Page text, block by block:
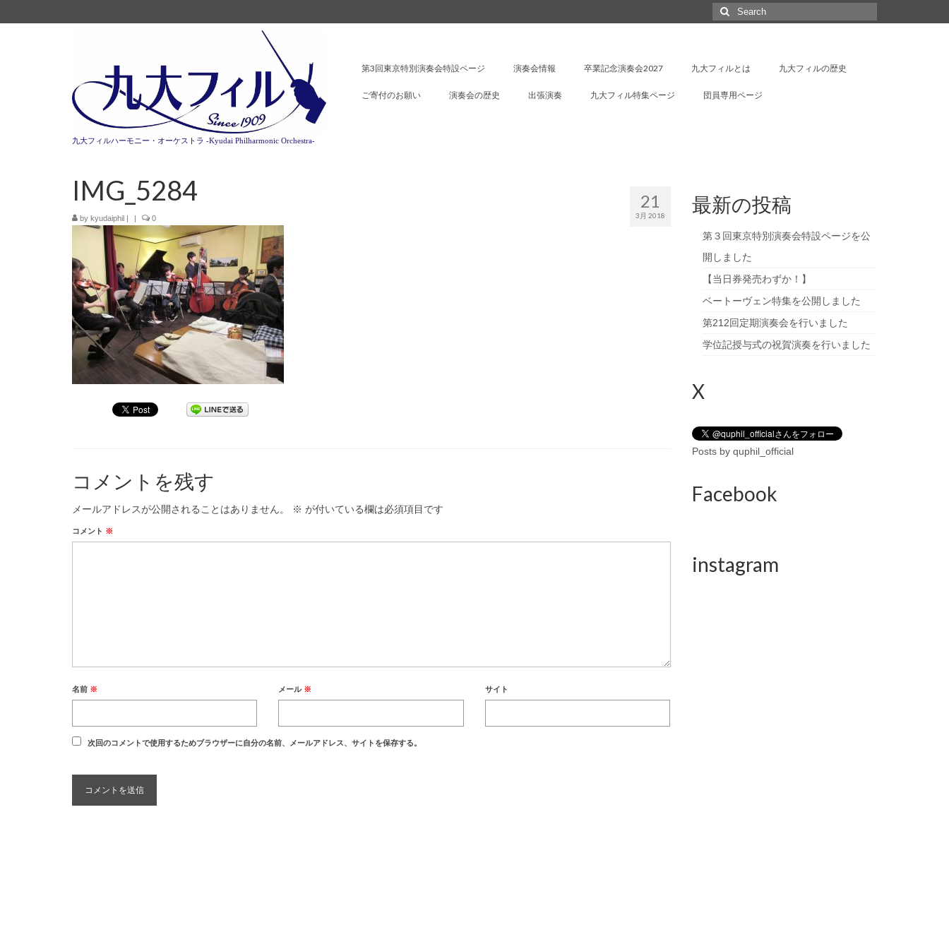
Search
for:
九大フィルハーモニー・オーケストラ -Kyudai Philharmonic Orchestra-
第3回東京特別演奏会特設ページ 演奏会情報 卒業記念演奏会2027 九大フィルとは 九大フィルの歴史
ご寄付のお願い 演奏会の歴史 出張演奏 九大フィル特集ページ 団員専用ページ
21
3月 2018
IMG_5284
by kyudaiphil | | 0
コメントを残す
メールアドレスが公開されることはありません。 ※ が付いている欄は必須項目です
コメント ※
名前 ※ メール ※ サイト
次回のコメントで使用するためブラウザーに自分の名前、メールアドレス、サイトを保存する。
最新の投稿
第３回東京特別演奏会特設ページを公
開しました
【当日券発売わずか！】
ベートーヴェン特集を公開しました
第212回定期演奏会を行いました
学位記授与式の祝賀演奏を行いました
X
Posts by quphil_official
Facebook
instagram